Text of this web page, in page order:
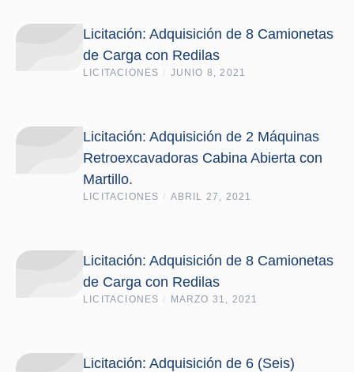
Licitación: Adquisición de 8 Camionetas
de Carga con Redilas
LICITACIONES / JUNIO 8, 2021
Licitación: Adquisición de 2 Máquinas
Retroexcavadoras Cabina Abierta con
Martillo.
LICITACIONES / ABRIL 27, 2021
Licitación: Adquisición de 8 Camionetas
de Carga con Redilas
LICITACIONES / MARZO 31, 2021
Licitación: Adquisición de 6 (Seis)